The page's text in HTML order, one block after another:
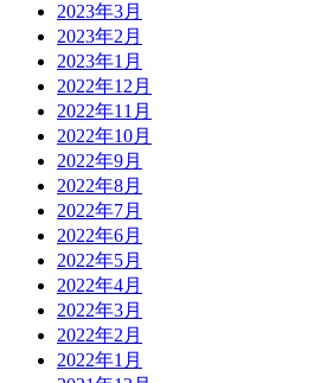
2023年3月
2023年2月
2023年1月
2022年12月
2022年11月
2022年10月
2022年9月
2022年8月
2022年7月
2022年6月
2022年5月
2022年4月
2022年3月
2022年2月
2022年1月